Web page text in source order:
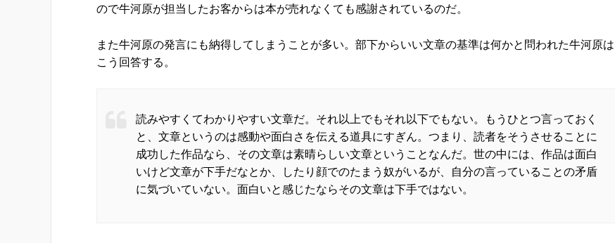
ので牛河原が担当したお客からは本が売れなくても感謝されているのだ。
また牛河原の発言にも納得してしまうことが多い。部下からいい文章の基準は何かと問われた牛河原は
こう回答する。
読みやすくてわかりやすい文章だ。それ以上でもそれ以下でもない。もうひとつ言っておく
と、文章というのは感動や面白さを伝える道具にすぎん。つまり、読者をそうさせることに
成功した作品なら、その文章は素晴らしい文章ということなんだ。世の中には、作品は面白
いけど文章が下手だなとか、したり顔でのたまう奴がいるが、自分の言っていることの矛盾
に気づいていない。面白いと感じたならその文章は下手ではない。